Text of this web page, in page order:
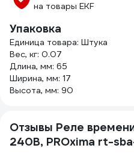
на товары EKF
Упаковка
Единица товара: Штука
Вес, кг: 0.07
Длина, мм: 65
Ширина, мм: 17
Высота, мм: 90
Отзывы Реле времени
240В, PROxima rt-